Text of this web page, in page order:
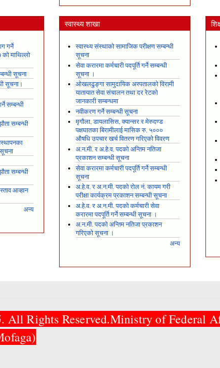
गर्ने
माथिल्लो
सूचना
सूचना।
सम्बन्धी
सम्बन्धी
सूचना
सम्बन्धी
आव्हान
अन्य
स्वास्थ्य शाखा
स्वास्थ्य संस्थाको सामाजिक परीक्षण सम्बन्धी
सूचना
सेवा करारमा कर्मचारी पदपूर्ति गर्ने सम्बन्धी
सूचना ।
ओखलढुङ्गा सामुदायिक अस्पतालको विरामी
यातायात सेवा संचालन तथा दर रेटको
जानकारी सम्बन्धमा
नवीकरण गर्ने सम्बन्धी सूचना
मृगौला, डायलासिस, क्यान्सर र मेरुदण्ड
पक्षघातका बिरामीलाई मासिक रु. ५०००
औषधि उपचार खर्च वितरण गरिएको विवरण
अ.न.मी. र अ.हे.व. पदको अन्तिम नतिजा
प्रकाशन सम्बन्धी सूचना
सेवा करारमा कर्मचारी पदपूर्ति गर्ने सम्बन्धी
सूचना
अ.हे.व. र अ.न.मी. पदको रोल नं. कायम गरी
परीक्षा कार्यक्रम प्रकाशन सम्बन्धी सूचना
अ.हे.व. र अ.न.मी. पदको कर्मचारी सेवा
करारमा पदपूर्ति गर्ने सम्बन्धी सूचना ।
अ.न.मी. पदको अन्तिम नतिजा प्रकाशन
गरिएको सूचना ।
अन्य
All Rights Reserved.Ministry of Federal